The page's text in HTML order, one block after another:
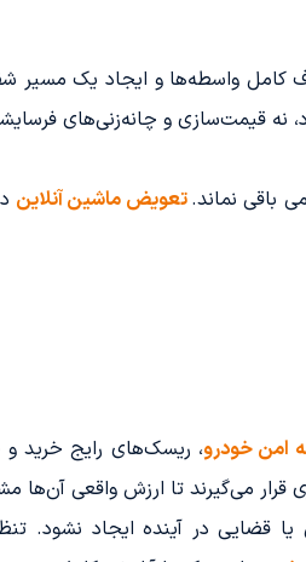
کامل واسطه‌ها و ایجاد یک
نه قیمت‌سازی و چانه‌زنی‌های
باقی نماند.تعویض ماشین آنلاین
امن خودرو، ریسک‌های رایج خرید
قرار می‌گیرند تا ارزش واقعی
قضایی در آینده ایجاد نشود.